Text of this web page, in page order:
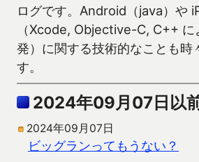
ログです。Android（java）や
（Xcode, Objective-C, C++ に
発）に関する技術的なことも時
す。
2024年09月07日以
2024年09月07日
ビッグランってもうない？